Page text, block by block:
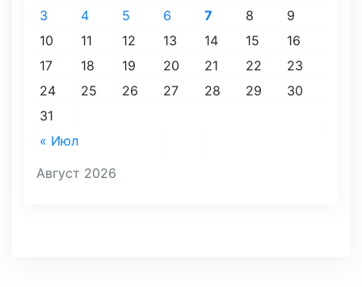
Август 2026
« Июл
3
4 5 6 7 8
9
10
11 12 13 14 15
16
17
18 19 20 21 22
23
24
25 26 27 28 29
30
31